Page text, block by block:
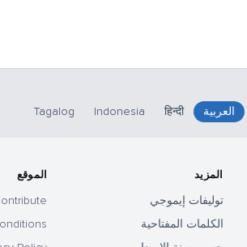
العربية हिन्दी
Indonesia
Tagalog
المزيد
توليفات إيموجي
الكلمات المفتاحية
الموقع